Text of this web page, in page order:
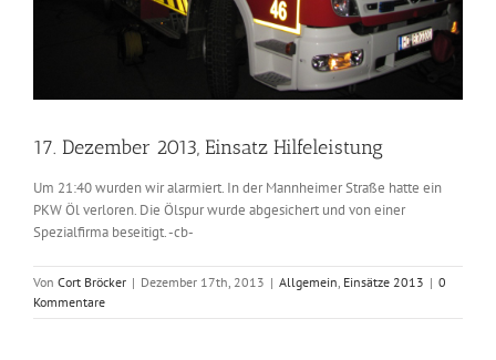
17. Dezember 2013, Einsatz Hilfeleistung
Um 21:40 wurden wir alarmiert. In der Mannheimer Straße hatte ein
PKW Öl verloren. Die Ölspur wurde abgesichert und von einer
Spezialfirma beseitigt. -cb-
Von Cort Bröcker | Dezember 17th, 2013 | Allgemein Einsätze 2013 | 0
Kommentare